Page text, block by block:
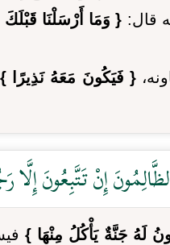
قال: { وَمَا أَرْسَلْنَا
{ فَيَكُونَ مَعَهُ نَذِيرًا }
إِنْ تَتَّبِعُونَ إِلَّا
لَهُ جَنَّةٌ يَأْكُلُ مِنْهَا }